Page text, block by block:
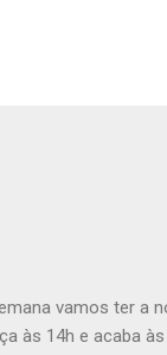
vamos ter a
às 14h e acaba